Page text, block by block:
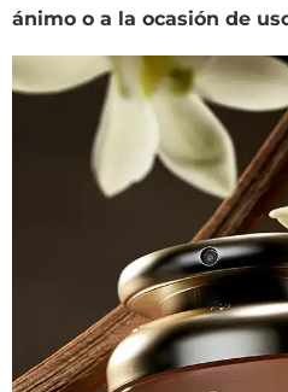
ánimo o a la ocasión de